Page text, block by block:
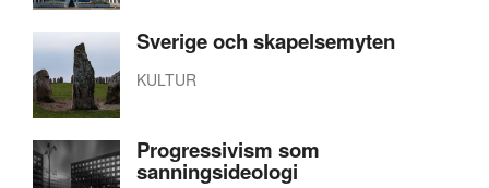
Sverige och skapelsemyten
KULTUR
Progressivism som
sanningsideologi